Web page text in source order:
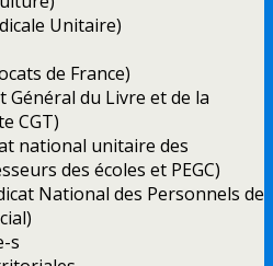
Unitaire)
de France)
Général du Livre et de la
CGT)
national unitaire des
des écoles et PEGC)
National des Personnels de
s